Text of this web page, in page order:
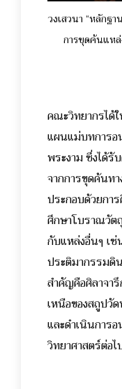
วงเสวนา “หลักฐ
การขุดค้นแห
คณะวิทยากรได้
แผนแม่บทการ
พระงาม ซึ่งได้รั
จากการขุดค้นท
ประกอบด้วยกา
ศึกษาโบราณวั
กับแหล่งอื่นๆ เ
ประติมากรรมดิ
สำคัญคือศิลาจ
เหนือของสถูปวั
และดำเนินการ
วิทยาศาสตร์ต่อไ